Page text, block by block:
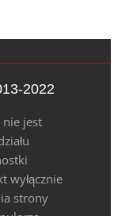
2022
jest
wyłącznie
strony